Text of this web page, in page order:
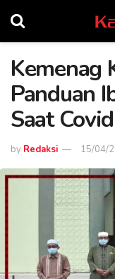
Kemenag
Panduan
Saat
by Redaksi 15/04/